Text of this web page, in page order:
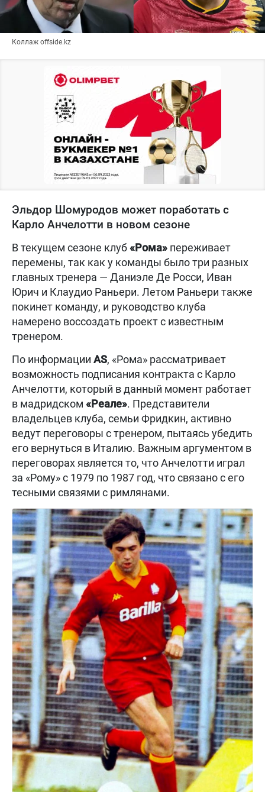
Коллаж offside.kz
Эльдор Шомуродов может поработать с
Карло Анчелотти в новом сезоне
В текущем сезоне клуб«Рома» переживает
перемены, так как у команды было три разных
главных тренера — Даниэле Де Росси, Иван
Юрич и Клаудио Раньери. Летом Раньери также
покинет команду, и руководство клуба
намерено воссоздать проект с известным
тренером.
По информации AS, «Рома» рассматривает
возможность подписания контракта с Карло
Анчелотти, который в данный момент работает
в мадридском «Реале». Представители
владельцев клуба, семьи Фридкин, активно
ведут переговоры с тренером, пытаясь убедить
его вернуться в Италию. Важным аргументом в
переговорах является то, что Анчелотти играл
за «Рому» с 1979 по 1987 год, что связано с его
тесными связями с римлянами.